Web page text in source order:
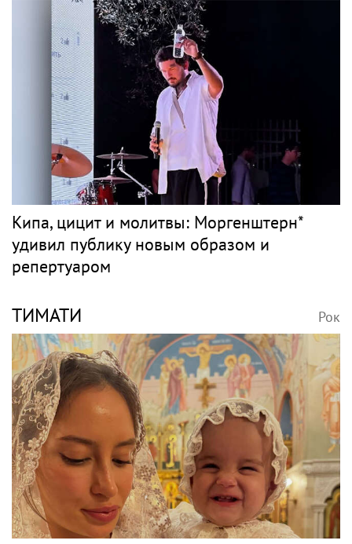
Кипа, цицит и молитвы: Моргенштерн*
удивил публику новым образом и
репертуаром
ТИМАТИ Рок